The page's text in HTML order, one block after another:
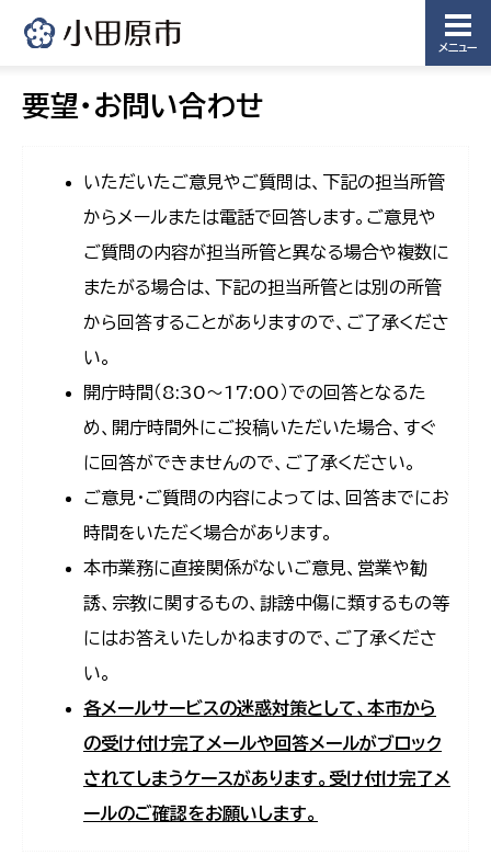
メニュー
要望・お問い合わせ
いただいたご意見やご質問は、下記の担当所管
からメールまたは電話で回答します。ご意見や
ご質問の内容が担当所管と異なる場合や複数に
またがる場合は、下記の担当所管とは別の所管
から回答することがありますので、ご了承くださ
い。
開庁時間（8:30〜17:00）での回答となるた
め、開庁時間外にご投稿いただいた場合、すぐ
に回答ができませんので、ご了承ください。
ご意見・ご質問の内容によっては、回答までにお
時間をいただく場合があります。
本市業務に直接関係がないご意見、営業や勧
誘、宗教に関するもの、誹謗中傷に類するもの等
にはお答えいたしかねますので、ご了承くださ
い。
各メールサービスの迷惑対策として、本市から
の受け付け完了メールや回答メールがブロック
されてしまうケースがあります。受け付け完了メ
ールのご確認をお願いします。